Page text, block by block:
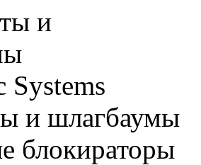
и шлагбаумы
блокираторы